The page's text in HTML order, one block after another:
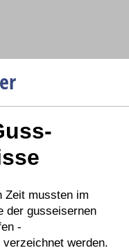
Zeit mussten im
der gusseisernen
-
werden.